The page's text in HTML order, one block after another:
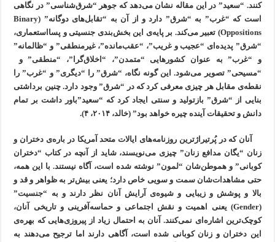
کنند. “سعید” در این مقاله نشان می‌دهد که جوهر “شرق‌شناسی” در نگاهی
است که “غرب” به “شرق” دارد و از آن به “تقابل‌های دوگانه” (Binary
Oppositions) تعبیر می‌کند. بر پایه‌ی این بخش‌بندی جنسیتی و پسااستعماری،
“شرق” پدیده‌ای “عجیب و غریب”، “عقب‌مانده”، غیر‌منطقی” و “ظالمانه”
و “غرب” به عنوان کشورهایی “متمدن”، “اخلاق‌گرا”، “منطقی” و
“مسیحی” تصویر می‌شود. این گونه نگاه، “شرق” را “دیگری” و “غرب” را
نقطه‌ی مقابل هر چیزی معرفی کرد که در “شرق” وجود دارد. چنین برداشتی
بنایی از “شرق” بازتولید و سنتی ایجاد کرد که “سعید”باور داشت بر تمام
دانش و تحقیقات آینده چیره خواهد بود” (خالد، ۲۰۱۴، ۴).
آنان که در پُرتیراژترین روزنامه‌های ایالات متحد آمریکا در باره‌ی دختران و
زنان “یگان مدافع زنان” چیزی می‌نویسند، شاید از آنچه در کتاب “دختران
کوبانی” و هموطن‌‌شان “لمون” نوشته شده است، آگاه نیستند. با این همه،
حتی مشاهدات‌شان سمت و سویی خاص دارد؛ یعنی بیش‌تر به ظواهر و قد و
بالا و پوشش و زیبایی و شیوه‌ی آرایش آنان نظر دارند و به “جنسیت”
(Gender) یعنی اهمیت و نقش اجتماعی و حماسه‌آفرینی و تاریخی آنان،
کوچک‌ترین اشاره‌ای نمی‌کنند. آنان به احتمال زیاد از پیروزی‌هایی که بهره‌ی
این دختران و زنان کوبانی شده است، آگاهی دارند اما ترجیح می‌دهند به